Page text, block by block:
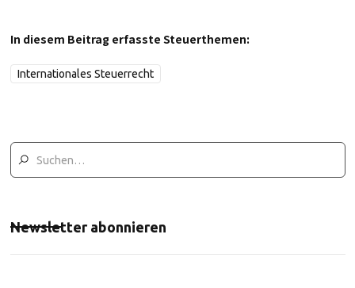
In diesem Beitrag erfasste Steuerthemen:
Internationales Steuerrecht
Newsletter abonnieren